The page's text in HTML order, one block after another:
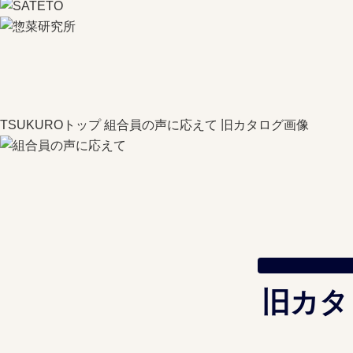
TSUKUROトップ 組合員の声に応えて 旧カタログ画像
旧カ